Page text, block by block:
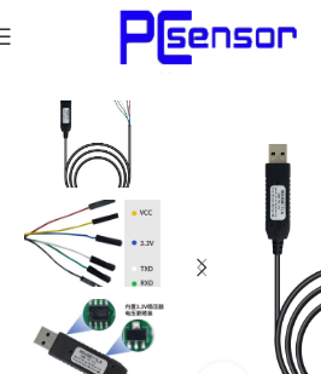
USB type A 开关线